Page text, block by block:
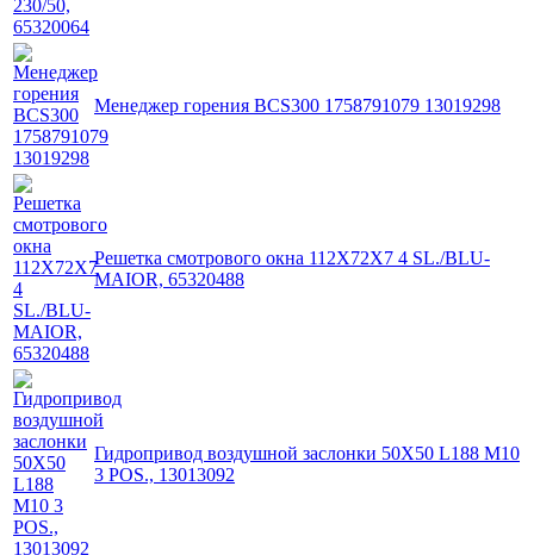
Менеджер горения BCS300 1758791079 13019298
Решетка смотрового окна 112X72X7 4 SL./BLU-
MAIOR, 65320488
Гидропривод воздушной заслонки 50X50 L188 M10
3 POS., 13013092